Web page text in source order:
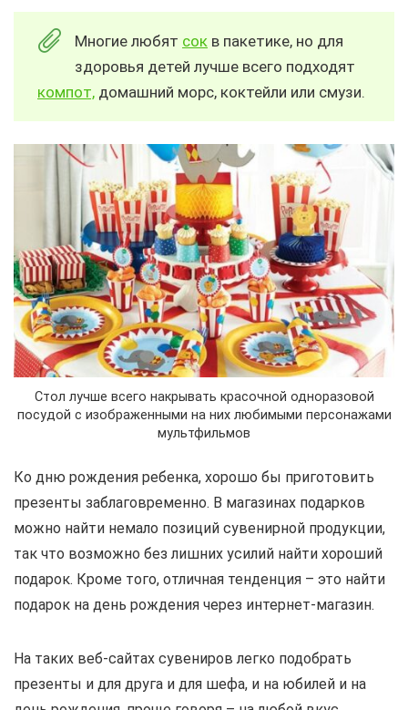
Многие любят сок в пакетике, но для
здоровья детей лучше всего подходят
компот, домашний морс, коктейли или смузи.
Стол лучше всего накрывать красочной одноразовой
посудой с изображенными на них любимыми персонажами
мультфильмов
Ко дню рождения ребенка, хорошо бы приготовить
презенты заблаговременно. В магазинах подарков
можно найти немало позиций сувенирной продукции,
так что возможно без лишних усилий найти хороший
подарок. Кроме того, отличная тенденция – это найти
подарок на день рождения через интернет-магазин.
На таких веб-сайтах сувениров легко подобрать
презенты и для друга и для шефа, и на юбилей и на